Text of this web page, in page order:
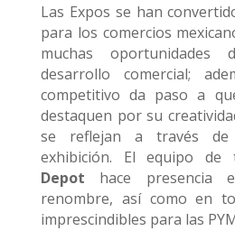
Las Expos se han
para los comercios
muchas oportunidades
desarrollo comercial;
competitivo da paso a
destaquen por su
se reflejan a través de
exhibición. El equipo de
Depot hace presencia
renombre, así como en
imprescindibles para las